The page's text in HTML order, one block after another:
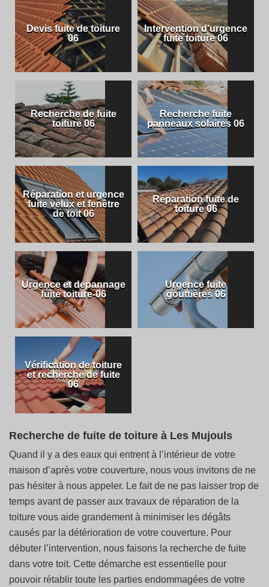
Devis fuite de toiture
06
Intervention d'urgence
fuite toiture 06
Recherche de fuite
toiture 06
Recherche fuite
panneaux solaires 06
Réparation et urgence
fuite velux et fenêtre
de toit 06
Réparation fuite de
toiture 06
Urgence et depannage
fuite toiture-06
Urgence fuite
gouttières 06
Vérification de toiture
et recherche de fuite
06
Recherche de fuite de toiture à Les Mujouls
Quand il y a des eaux qui entrent à l’intérieur de votre
maison d’après votre couverture, nous vous invitons de ne
pas hésiter à nous appeler. Le fait de ne pas laisser trop de
temps avant de passer aux travaux de réparation de la
toiture vous aide grandement à minimiser les dégâts
causés par la détérioration de votre couverture. Pour
débuter l’intervention, nous faisons la recherche de fuite
dans votre toit. Cette démarche est essentielle pour
pouvoir rétablir toute les parties endommagées de votre